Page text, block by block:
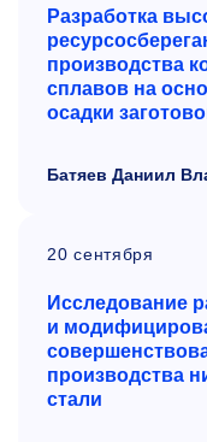
Разработка
производства
сплавов на
осадки
Батяев Даниил
20 сентября
Исследование
и
производства
стали